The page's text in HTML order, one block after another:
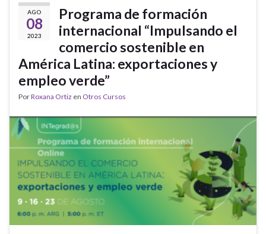
AGO
08
2023
Programa de formación
internacional “Impulsando el
comercio sostenible en
América Latina: exportaciones y
empleo verde”
PorRoxana Ortiz en Otros Cursos